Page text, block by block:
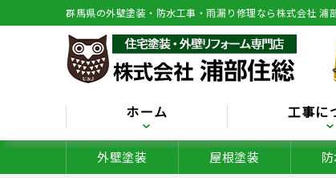
群馬県の外壁塗装・防水工事・雨漏り修理なら株式会社
ホーム 工事に
外壁塗装 屋根塗装